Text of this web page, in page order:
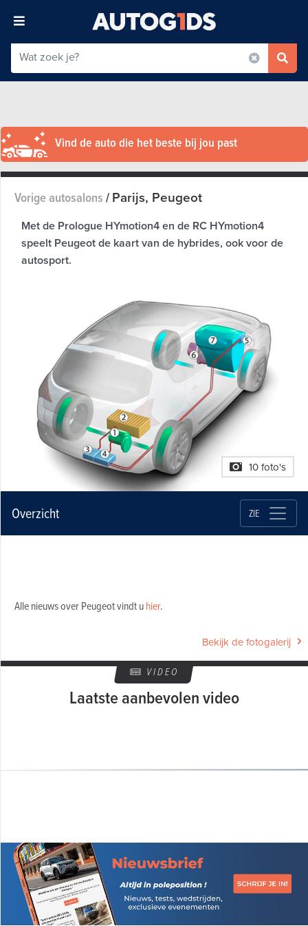
Vind de auto die het beste bij jou past
Vorige autosalons/Parijs, Peugeot
Met de Prologue HYmotion4 en de RC HYmotion4
speelt Peugeot de kaart van de hybrides, ook voor de
autosport.
10 foto's
Overzicht ZIE
Alle nieuws over Peugeot vindt uhier.
Bekijk de fotogalerij
VIDEO
Laatste aanbevolen video